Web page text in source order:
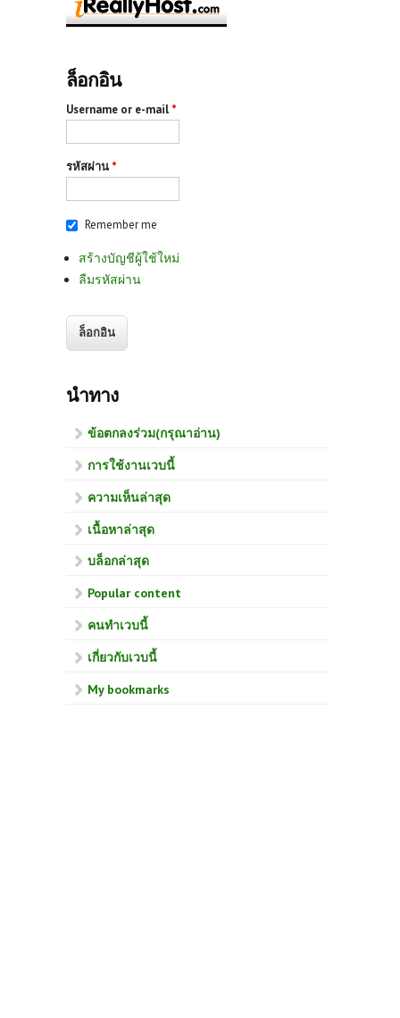
ล็อกอิน
Username or e-mail *
รหัสผ่าน *
Remember me
สร้างบัญชีผู้ใช้ใหม่
ลืมรหัสผ่าน
นำทาง
ข้อตกลงร่วม(กรุณาอ่าน)
การใช้งานเวบนี้
ความเห็นล่าสุด
เนื้อหาล่าสุด
บล็อกล่าสุด
Popular content
คนทำเวบนี้
เกี่ยวกับเวบนี้
My bookmarks